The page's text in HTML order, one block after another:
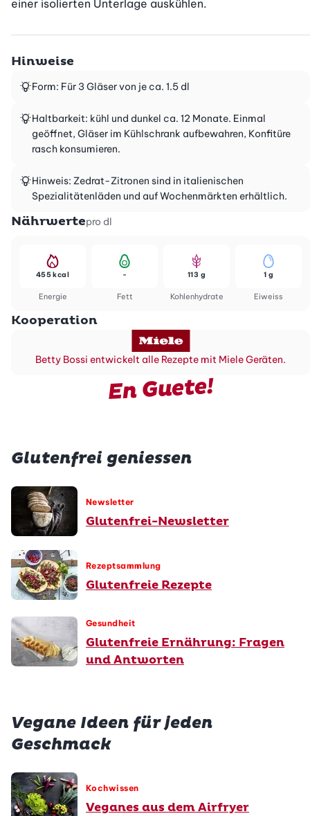
einer isolierten Unterlage auskühlen.
Hinweise
Form: Für 3 Gläser von je ca. 1.5 dl
Haltbarkeit: kühl und dunkel ca. 12 Monate. Einmal
geöffnet, Gläser im Kühlschrank aufbewahren, Konfitüre
rasch konsumieren.
Hinweis: Zedrat-Zitronen sind in italienischen
Spezialitätenläden und auf Wochenmärkten erhältlich.
Nährwertepro dl
Energie
455 kcal
Fett
-
Kohlenhydrate
113 g
Eiweiss
1 g
Kooperation
Betty Bossi entwickelt alle Rezepte mit Miele Geräten.
En Guete!
Glutenfrei geniessen
Newsletter
Glutenfrei-Newsletter
Rezeptsammlung
Glutenfreie Rezepte
Gesundheit
Glutenfreie Ernährung: Fragen
und Antworten
Vegane Ideen für jeden
Geschmack
Kochwissen
Veganes aus dem Airfryer